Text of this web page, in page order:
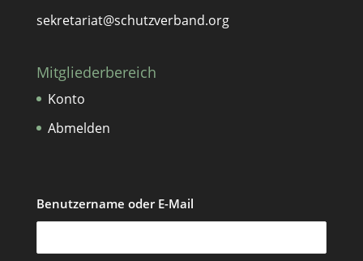
sekretariat@schutzverband.org
Mitgliederbereich
Konto
Abmelden
Benutzername oder E-Mail